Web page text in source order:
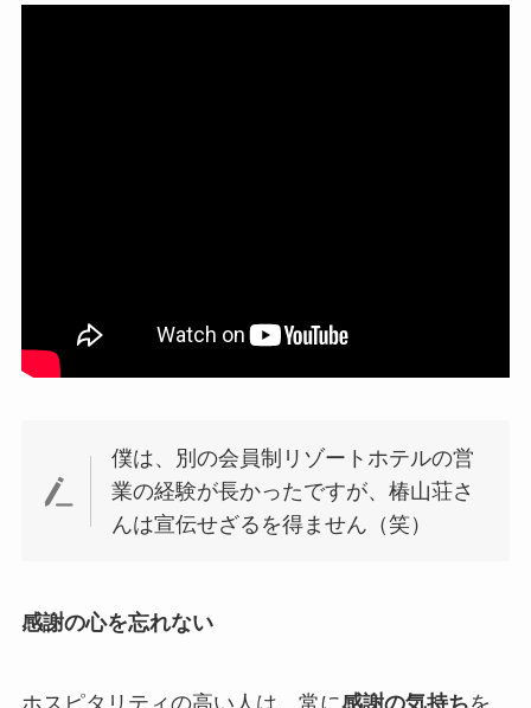
僕は、別の会員制リゾートホテルの営
業の経験が長かったですが、椿山荘さ
んは宣伝せざるを得ません（笑）
感謝の心を忘れない